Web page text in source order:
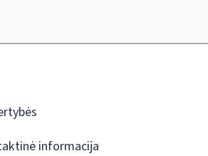
informacija